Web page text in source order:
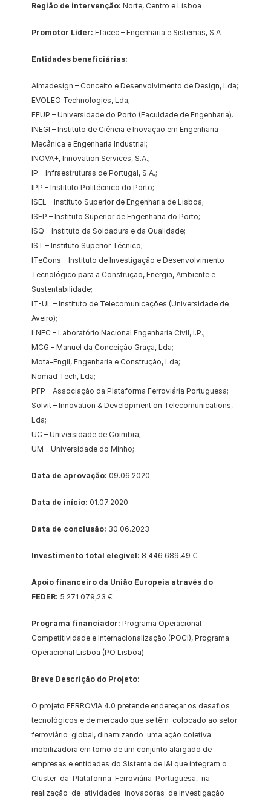
Região de intervenção: Norte, Centro e Lisboa
Promotor Líder: Efacec – Engenharia e Sistemas, S.A
Entidades beneficiárias:
Almadesign – Conceito e Desenvolvimento de Design, Lda;
EVOLEO Technologies, Lda;
FEUP – Universidade do Porto (Faculdade de Engenharia).
INEGI – Instituto de Ciência e Inovação em Engenharia
Mecânica e Engenharia Industrial;
INOVA+, Innovation Services, S.A.;
IP – Infraestruturas de Portugal, S.A.;
IPP – Instituto Politécnico do Porto;
ISEL – Instituto Superior de Engenharia de Lisboa;
ISEP – Instituto Superior de Engenharia do Porto;
ISQ – Instituto da Soldadura e da Qualidade;
IST – Instituto Superior Técnico;
ITeCons – Instituto de Investigação e Desenvolvimento
Tecnológico para a Construção, Energia, Ambiente e
Sustentabilidade;
IT-UL – Instituto de Telecomunicações (Universidade de
Aveiro);
LNEC – Laboratório Nacional Engenharia Civil, I.P.;
MCG – Manuel da Conceição Graça, Lda;
Mota-Engil, Engenharia e Construção, Lda;
Nomad Tech, Lda;
PFP – Associação da Plataforma Ferroviária Portuguesa;
Solvit – Innovation & Development on Telecomunications,
Lda;
UC – Universidade de Coimbra;
UM – Universidade do Minho;
Data de aprovação: 09.06.2020
Data de início: 01.07.2020
Data de conclusão: 30.06.2023
Investimento total elegível: 8 446 689,49 €
Apoio financeiro da União Europeia através do
FEDER: 5 271 079,23 €
Programa financiador: Programa Operacional
Competitividade e Internacionalização (POCI), Programa
Operacional Lisboa (PO Lisboa)
Breve Descrição do Projeto:
O projeto FERROVIA 4.0 pretende endereçar os desafios
tecnológicos e de mercado que se têm  colocado ao setor
ferroviário  global, dinamizando  uma ação coletiva
mobilizadora em torno de um conjunto alargado de
empresas e entidades do Sistema de I&I que integram o
Cluster  da  Plataforma  Ferroviária  Portuguesa,  na
realização  de  atividades  inovadoras  de investigação